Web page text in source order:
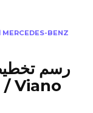
رسم
Viano